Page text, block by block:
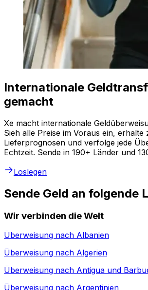
Internationale
gemacht
Xe macht internationale
Sieh alle Preise im Voraus ein, erhalte
Lieferprognosen und verfolge jede
Echtzeit. Sende in 190+ Länder und
Loslegen
Sende Geld an folgende
Wir verbinden die Welt
Überweisung nach Albanien
Überweisung nach Algerien
Überweisung nach Antigua und
Überweisung nach Argentinien